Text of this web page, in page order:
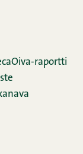
Oiva-raportti